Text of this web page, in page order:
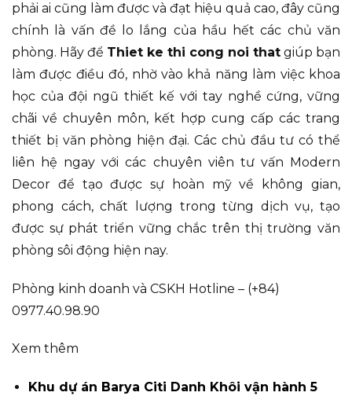
phải ai cũng làm được và đạt hiệu quả cao, đây cũng
chính là vấn đề lo lắng của hầu hết các chủ văn
phòng. Hãy để Thiet ke thi cong noi that giúp bạn
làm được điều đó, nhờ vào khả năng làm việc khoa
học của đội ngũ thiết kế với tay nghề cứng, vững
chãi về chuyên môn, kết hợp cung cấp các trang
thiết bị văn phòng hiện đại. Các chủ đầu tư có thể
liên hệ ngay với các chuyên viên tư vấn Modern
Decor để tạo được sự hoàn mỹ về không gian,
phong cách, chất lượng trong từng dịch vụ, tạo
được sự phát triển vững chắc trên thị trường văn
phòng sôi động hiện nay.
Phòng kinh doanh và CSKH Hotline – (+84)
0977.40.98.90
Xem thêm
Khu dự án Barya Citi Danh Khôi vận hành 5